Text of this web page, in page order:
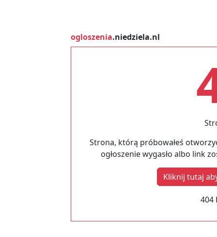
ogloszenia.niedziela.nl
Strona, którą próbowałeś
ogłoszenie wygasło albo link
Kliknij tutaj
404